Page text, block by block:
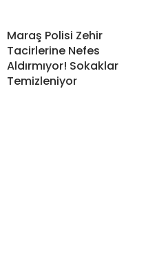
Maraş Polisi Zehir
Tacirlerine Nefes
Aldırmıyor! Sokaklar
Temizleniyor